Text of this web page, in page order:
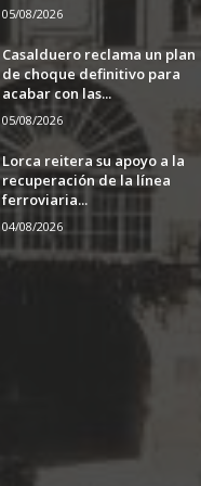
05/08/2026
Casalduero reclama un plan
de choque definitivo para
acabar con las...
05/08/2026
Lorca reitera su apoyo a la
recuperación de la línea
ferroviaria...
04/08/2026